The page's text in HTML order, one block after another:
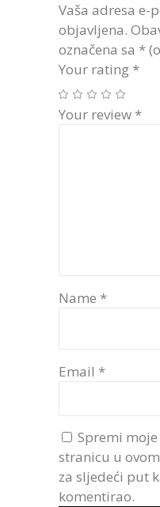
Vaša adresa e-
objavljena.
označena sa *
Your rating *
Your review *
Name *
Email *
Spremi
stranicu u
za sljedeći put
komentirao.